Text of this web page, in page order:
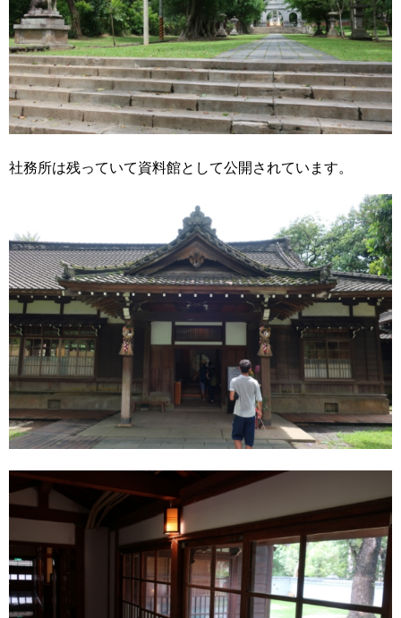
社務所は残っていて資料館として公開されています。